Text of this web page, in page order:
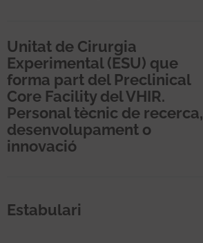
Unitat de Cirurgia
Experimental (ESU) que
forma part del Preclinical
Core Facility del VHIR.
Personal tècnic de recerca,
desenvolupament o
innovació
Estabulari